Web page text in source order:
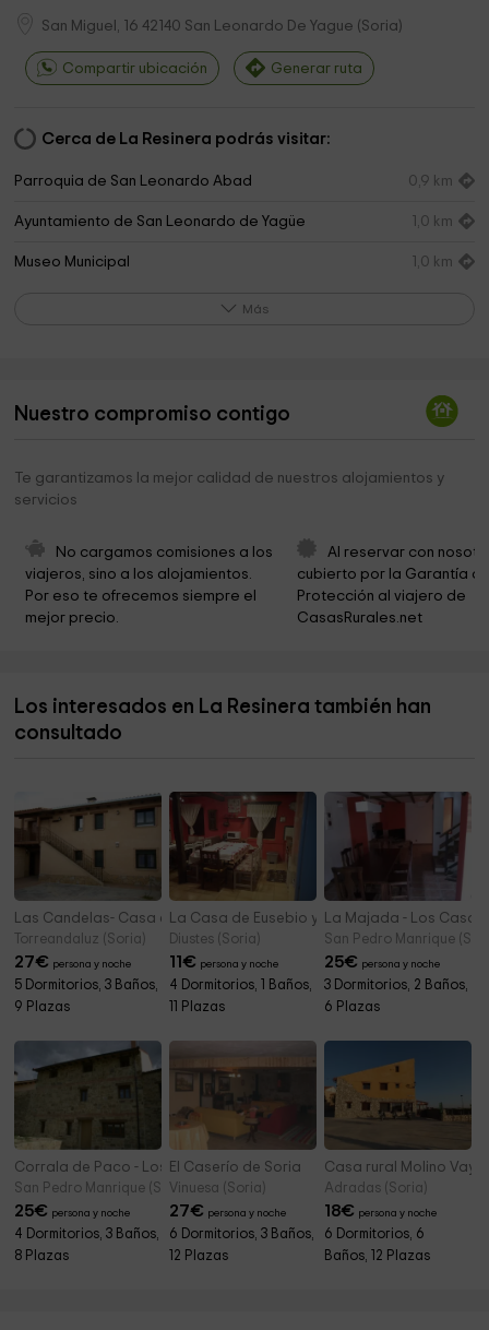
San Miguel, 16 42140 San Leonardo De Yague (Soria)
Compartir ubicación Generar ruta
Cerca de La Resinera podrás visitar:
Parroquia de San Leonardo Abad 0,9 km
Ayuntamiento de San Leonardo de Yagüe 1,0 km
Museo Municipal 1,0 km
Parroquia San Leonardo Abad
Prado Emiliano 2,1 km
Caseta Blanca
Raso Miguel
Raso Miguel
Ermita de San Roque 4,1 km
Parroquia de San Esteban Protomartir 4,4 km
Más
Nuestro compromiso contigo
Te garantizamos la mejor calidad de nuestros alojamientos y
servicios
No cargamos comisiones a los
viajeros, sino a los alojamientos.
Por eso te ofrecemos siempre el
mejor precio.
Al reservar con
cubierto por la Garantía
Protección al viajero de
CasasRurales.net
Los interesados en La Resinera también han
consultado
Las Candelas- Casa el Otero
Torreandaluz (Soria)
27€ persona y noche
5 Dormitorios, 3 Baños,
9 Plazas
La Casa de Eusebio y Vicenta
Diustes (Soria)
11€ persona y noche
4 Dormitorios, 1 Baños,
11 Plazas
La Majada - Los
San Pedro Manrique
25€ persona y noche
3 Dormitorios, 2 Baños,
6 Plazas
Corrala de Paco - Los Casares
San Pedro Manrique (Soria)
25€ persona y noche
4 Dormitorios, 3 Baños,
8 Plazas
El Caserío de Soria
Vinuesa (Soria)
27€ persona y noche
6 Dormitorios, 3 Baños,
12 Plazas
Casa rural Molino Vaya
Adradas (Soria)
18€ persona y noche
6 Dormitorios, 6
Baños, 12 Plazas